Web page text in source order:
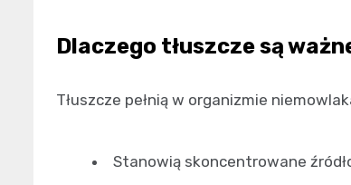
Dlaczego tłuszcze są
Tłuszcze pełnią w organizmie
Stanowią skoncentrowane